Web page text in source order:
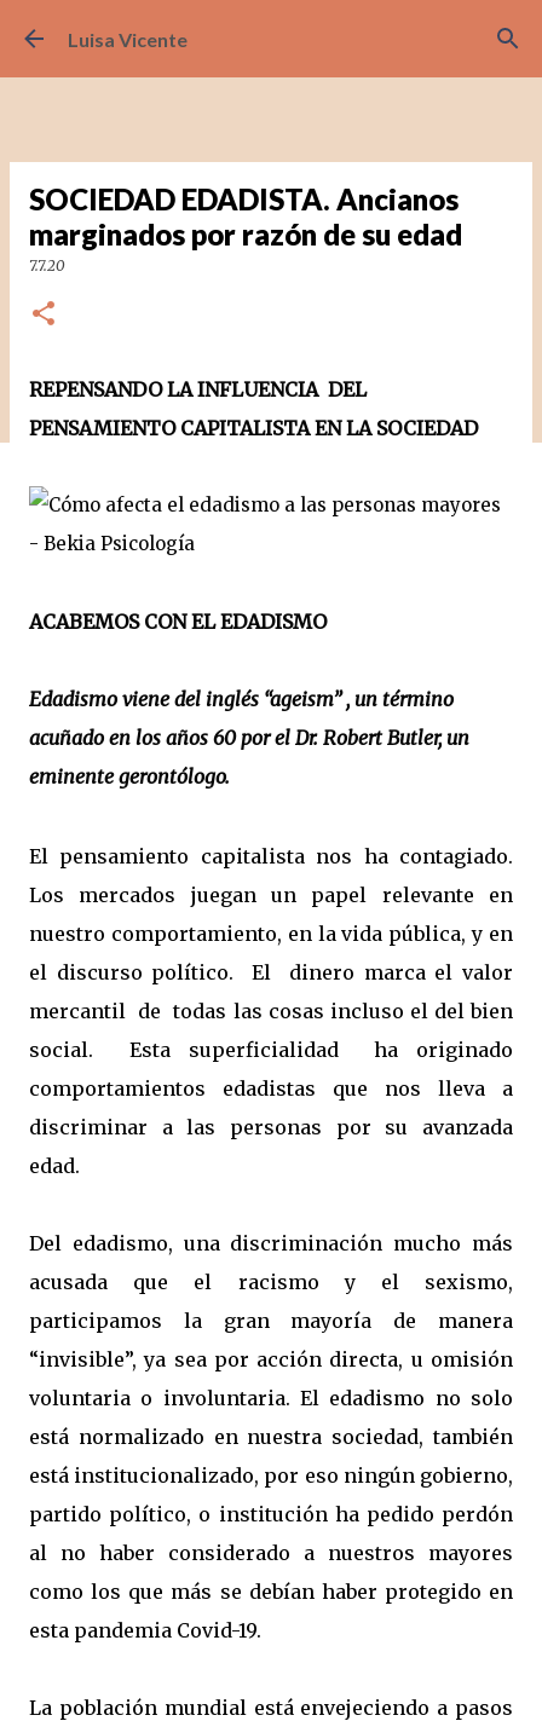
Luisa Vicente
SOCIEDAD EDADISTA. Ancianos
marginados por razón de su edad
7.7.20
REPENSANDO LA INFLUENCIA  DEL
PENSAMIENTO CAPITALISTA EN LA SOCIEDAD
ACABEMOS CON EL EDADISMO
Edadismo viene del inglés “ageism” , un término
acuñado en los años 60 por el Dr. Robert Butler, un
eminente gerontólogo.
El pensamiento capitalista nos ha contagiado.
Los mercados juegan un papel relevante en
nuestro comportamiento, en la vida pública, y en
el discurso político. El dinero marca el valor
mercantil de todas las cosas incluso el del bien
social. Esta superficialidad ha originado
comportamientos edadistas que nos lleva a
discriminar a las personas por su avanzada
edad.
Del edadismo, una discriminación mucho más
acusada que el racismo y el sexismo,
participamos la gran mayoría de manera
“invisible”, ya sea por acción directa, u omisión
voluntaria o involuntaria. El edadismo no solo
está normalizado en nuestra sociedad, también
está institucionalizado, por eso ningún gobierno,
partido político, o institución ha pedido perdón
al no haber considerado a nuestros mayores
como los que más se debían haber protegido en
esta pandemia Covid-19.
La población mundial está envejeciendo a pasos